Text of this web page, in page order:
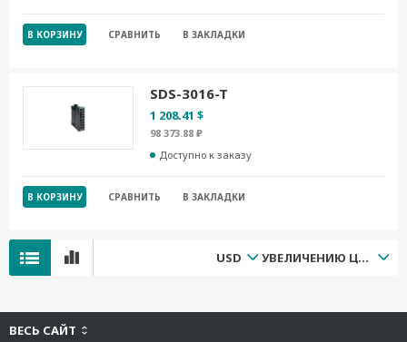
В КОРЗИНУ СРАВНИТЬ В ЗАКЛАДКИ
SDS-3016-T
1 208.41 $
98 373.88 ₽
Доступно к заказу
В КОРЗИНУ СРАВНИТЬ В ЗАКЛАДКИ
USD УВЕЛИЧЕНИЮ ЦЕНЫ
ВЕСЬ САЙТ